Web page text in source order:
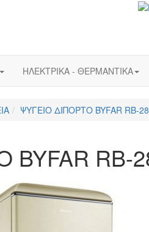
ΗΛΕΚΤΡΙΚΑ - ΘΕΡΜΑΝΤΙΚΑ
ΨΥΓΕΙΟ ΔΙΠΟΡΤΟ BYFAR RB-
RB-